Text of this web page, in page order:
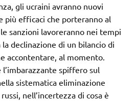
gli ucraini avranno nuovi
più efficaci che porteranno al
sanzioni lavoreranno nei tempi
declinazione di un bilancio di
accontentare, al momento.
spiffero sul
sistematica eliminazione
nell’incertezza di cosa è